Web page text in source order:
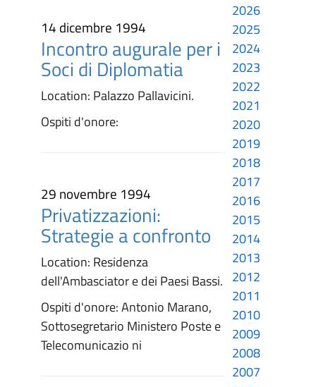
14 dicembre 1994
Incontro augurale per i
Soci di Diplomatia
Location: Palazzo Pallavicini.
Ospiti d'onore:
29 novembre 1994
Privatizzazioni:
Strategie a confronto
Location: Residenza
dell'Ambasciator e dei Paesi Bassi.
Ospiti d'onore: Antonio Marano,
Sottosegretario Ministero Poste e
Telecomunicazio ni
2026
2025
2024
2023
2022
2021
2020
2019
2018
2017
2016
2015
2014
2013
2012
2011
2010
2009
2008
2007